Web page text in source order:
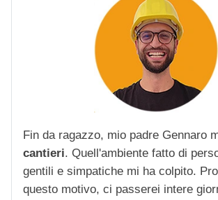
Fin da ragazzo, mio padre Gennaro
cantieri. Quell'ambiente fatto di
gentili e simpatiche mi ha colpito.
questo motivo, ci passerei intere